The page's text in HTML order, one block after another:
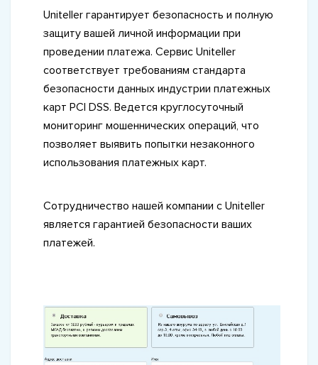
Uniteller гарантирует безопасность и полную
защиту вашей личной информации при
проведении платежа. Сервис Uniteller
соответствует требованиям стандарта
безопасности данных индустрии платежных
карт PCI DSS. Ведется круглосуточный
мониторинг мошеннических операций, что
позволяет выявить попытки незаконного
использования платежных карт.
Сотрудничество нашей компании с Uniteller
является гарантией безопасности ваших
платежей.